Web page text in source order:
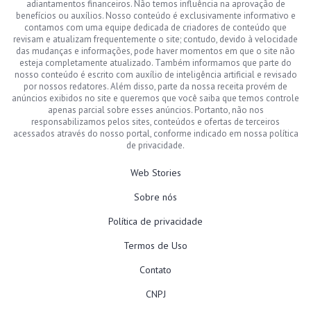
adiantamentos financeiros. Não temos influência na aprovação de
benefícios ou auxílios. Nosso conteúdo é exclusivamente informativo e
contamos com uma equipe dedicada de criadores de conteúdo que
revisam e atualizam frequentemente o site; contudo, devido à velocidade
das mudanças e informações, pode haver momentos em que o site não
esteja completamente atualizado. Também informamos que parte do
nosso conteúdo é escrito com auxílio de inteligência artificial e revisado
por nossos redatores. Além disso, parte da nossa receita provém de
anúncios exibidos no site e queremos que você saiba que temos controle
apenas parcial sobre esses anúncios. Portanto, não nos
responsabilizamos pelos sites, conteúdos e ofertas de terceiros
acessados através do nosso portal, conforme indicado em nossa política
de privacidade.
Web Stories
Sobre nós
Política de privacidade
Termos de Uso
Contato
CNPJ